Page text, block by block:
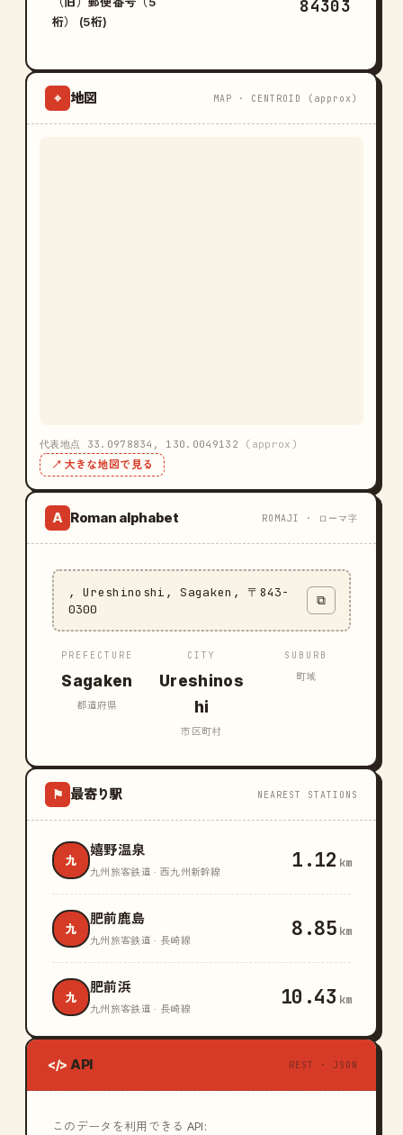
桁） (5桁)
84303
⌖ 地図 MAP · CENTROID (approx)
代表地点 33.0978834, 130.0049132 (approx)
↗ 大きな地図で見る
A Roman alphabet ROMAJI · ローマ字
, Ureshinoshi, Sagaken, 〒843-
0300
⧉
PREFECTURE
Sagaken
都道府県
CITY
Ureshinos
hi
市区町村
SUBURB
町域
⚑ 最寄り駅 NEAREST STATIONS
九
嬉野温泉
九州旅客鉄道 · 西九州新幹線 1.12 km
九
肥前鹿島
九州旅客鉄道 · 長崎線 8.85 km
九
肥前浜
九州旅客鉄道 · 長崎線 10.43 km
</> API REST · JSON
このデータを利用できる API: